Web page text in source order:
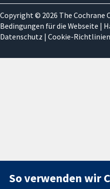
Copyright © 2026 The Cochrane
Bedingungen für die Webseite |
Datenschutz | Cookie-Richtlinien
So verwenden wir